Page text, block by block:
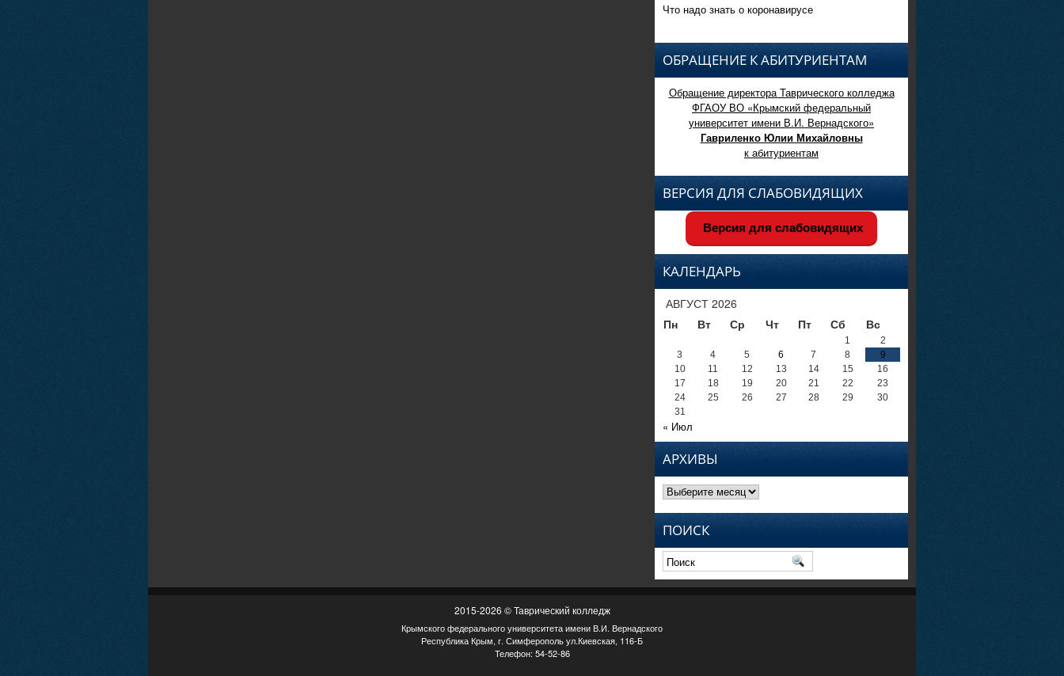
Что надо знать о коронавирусе
ОБРАЩЕНИЕ К АБИТУРИЕНТАМ
Обращение директора Таврического колледжа
ФГАОУ ВО «Крымский федеральный
университет имени В.И. Вернадского»
Гавриленко Юлии Михайловны
к абитуриентам
ВЕРСИЯ ДЛЯ СЛАБОВИДЯЩИХ
Версия для слабовидящих
КАЛЕНДАРЬ
АВГУСТ 2026
Пн
Вт Ср Чт Пт Сб Вс
1
2
3
4 5 6 7 8
9
10
11 12 13 14 15
16
17
18 19 20 21 22
23
24
25 26 27 28 29
30
31
« Июл
АРХИВЫ
Архивы
ПОИСК
2015-2026 © Таврический колледж
Крымского федерального университета имени В.И. Вернадского
Республика Крым, г. Симферополь ул.Киевская, 116-Б
Телефон: 54-52-86